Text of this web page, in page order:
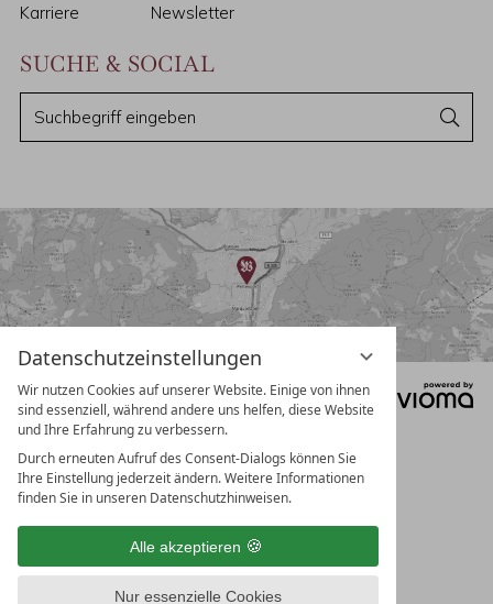
Datenschutzeinstellungen
Wir nutzen Cookies auf unserer Website. Einige von ihnen
sind essenziell, während andere uns helfen, diese Website
und Ihre Erfahrung zu verbessern.
Durch erneuten Aufruf des Consent-Dialogs können Sie
Ihre Einstellung jederzeit ändern. Weitere Informationen
finden Sie in unseren Datenschutzhinweisen.
Alle akzeptieren
Nur essenzielle Cookies
Karriere
Newsletter
SUCHE & SOCIAL
u
b
r
f
e
i
n
g
b
u
DatenschutzImpressum
DatenschutzeinstellungenAGB